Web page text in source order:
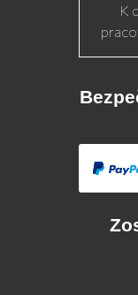
K